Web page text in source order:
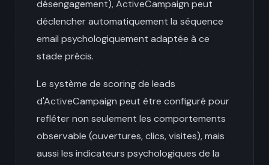
désengagement), ActiveCampaign peut
déclencher automatiquement la séquence
email psychologiquement adaptée à ce
stade précis.
Le système de scoring de leads
d'ActiveCampaign peut être configuré pour
refléter non seulement les comportements
observable (ouvertures, clics, visites), mais
aussi les indicateurs psychologiques de la